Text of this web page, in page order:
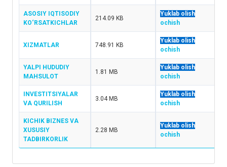
ASOSIY IQTISODIY
KO‘RSATKICHLAR
214.09 KB
Yuklab olish
ochish
XIZMATLAR 748.91 KB
Yuklab olish
ochish
YALPI HUDUDIY
MAHSULOT
1.81 MB
Yuklab olish
ochish
INVESTITSIYALAR
VA QURILISH
3.04 MB
Yuklab olish
ochish
KICHIK BIZNES VA
XUSUSIY
TADBIRKORLIK
2.28 MB
Yuklab olish
ochish